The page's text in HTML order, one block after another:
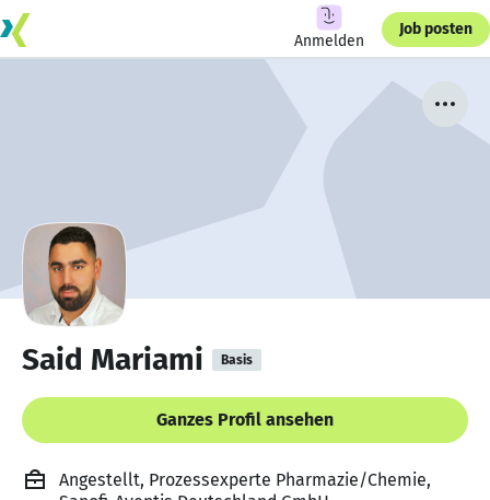
Anmelden
Job posten
Said Mariami Basis
Ganzes Profil ansehen
Angestellt, Prozessexperte Pharmazie/Chemie,